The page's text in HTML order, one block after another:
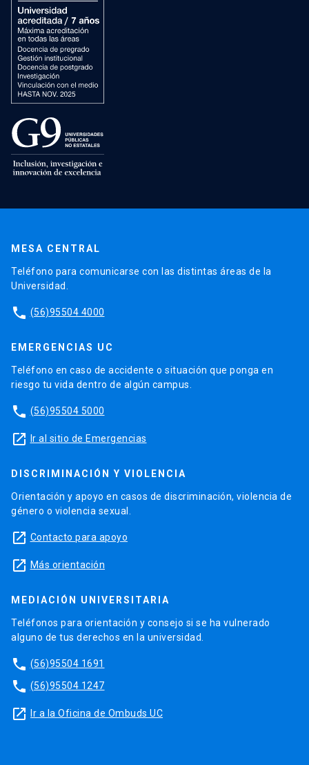
MESA CENTRAL
Teléfono para comunicarse con las distintas áreas de la
Universidad.
phone (56)95504 4000
EMERGENCIAS UC
Teléfono en caso de accidente o situación que ponga en
riesgo tu vida dentro de algún campus.
phone (56)95504 5000
launch Ir al sitio de Emergencias
DISCRIMINACIÓN Y VIOLENCIA
Orientación y apoyo en casos de discriminación, violencia de
género o violencia sexual.
launch Contacto para apoyo
launch Más orientación
MEDIACIÓN UNIVERSITARIA
Teléfonos para orientación y consejo si se ha vulnerado
alguno de tus derechos en la universidad.
phone (56)95504 1691
phone (56)95504 1247
launch Ir a la Oficina de Ombuds UC